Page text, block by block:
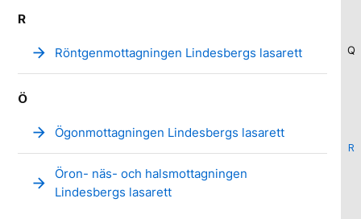
Q
R
R
arrow_forward Röntgenmottagningen Lindesbergs lasarett
Ö
arrow_forward Ögonmottagningen Lindesbergs lasarett
arrow_forward
Öron- näs- och halsmottagningen
Lindesbergs lasarett